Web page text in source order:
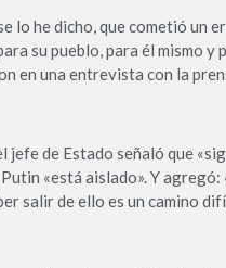
lo he dicho, que cometió un
su pueblo, para él mismo y
en una entrevista con la
jefe de Estado señaló que
«está aislado». Y agregó:
salir de ello es un camino